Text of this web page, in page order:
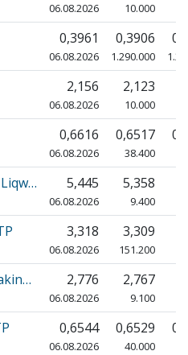
06.08.2026 10.000
0,3961
06.08.2026
0,3906
1.290.000
2,156
06.08.2026
2,123
10.000
0,6616
06.08.2026
0,6517
38.400
5,445
06.08.2026
5,358
9.400
3,318
06.08.2026
3,309
151.200
2,776
06.08.2026
2,767
9.100
0,6544
06.08.2026
0,6529
40.000